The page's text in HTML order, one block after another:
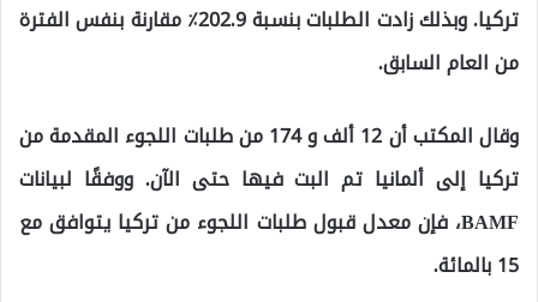
تركيا. وبذلك زادت الطلبات بنسبة 202.9٪ مقارنة بنفس الفترة
من العام السابق.
وقال المكتب أن 12 ألف و 174 من طلبات اللجوء المقدمة من
تركيا إلى ألمانيا تم البت فيها حتى الآن. ووفقًا لبيانات
BAMF، فإن معدل قبول طلبات اللجوء من تركيا يتوافق مع
15 بالمائة.